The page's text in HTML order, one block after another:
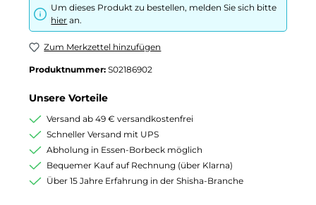
Um dieses Produkt zu bestellen, melden Sie sich bitte
hier an.
Zum Merkzettel hinzufügen
Produktnummer: S02186902
Unsere Vorteile
Versand ab 49 € versandkostenfrei
Schneller Versand mit UPS
Abholung in Essen-Borbeck möglich
Bequemer Kauf auf Rechnung (über Klarna)
Über 15 Jahre Erfahrung in der Shisha-Branche